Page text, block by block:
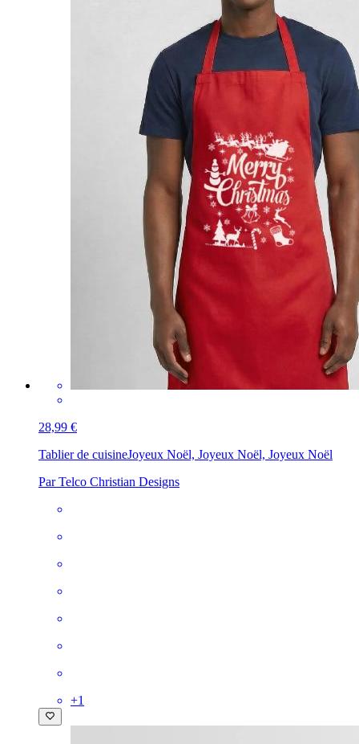
28,99 €
Tablier de cuisineJoyeux Noël, Joyeux Noël, Joyeux Noël
Par Telco Christian Designs
+1